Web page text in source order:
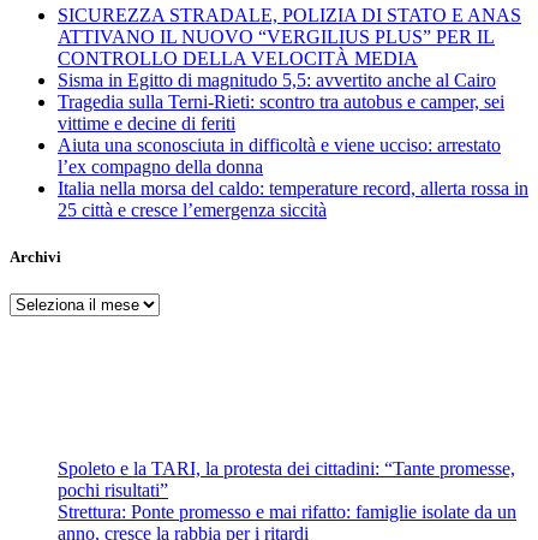
SICUREZZA STRADALE, POLIZIA DI STATO E ANAS
ATTIVANO IL NUOVO “VERGILIUS PLUS” PER IL
CONTROLLO DELLA VELOCITÀ MEDIA
Sisma in Egitto di magnitudo 5,5: avvertito anche al Cairo
Tragedia sulla Terni-Rieti: scontro tra autobus e camper, sei
vittime e decine di feriti
Aiuta una sconosciuta in difficoltà e viene ucciso: arrestato
l’ex compagno della donna
Italia nella morsa del caldo: temperature record, allerta rossa in
25 città e cresce l’emergenza siccità
Archivi
Archivi
Spoleto e la TARI, la protesta dei cittadini: “Tante promesse,
pochi risultati”
Strettura: Ponte promesso e mai rifatto: famiglie isolate da un
anno, cresce la rabbia per i ritardi